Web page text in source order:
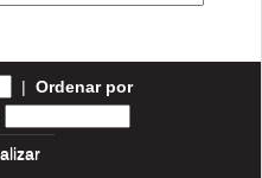
| Ordenar por